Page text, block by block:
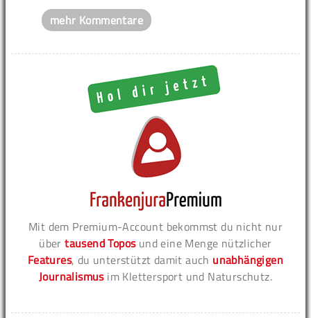
mehr Kommentare
Mit dem Premium-Account bekommst du nicht nur
übertausend Toposund eine Menge nützlicher
Features, du unterstützt damit auch unabhängigen
Journalismusim Klettersport und Naturschutz.